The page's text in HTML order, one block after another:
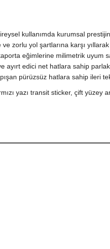
kullanımda kurumsal
zorlu yol şartlarına karşı
eğimlerine milimetrik uyum
edici net hatlara sahip
pürüzsüz hatlara sahip ileri
yazı transit sticker, çift yüzey